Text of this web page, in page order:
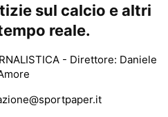
sul calcio e altri
reale.
- Direttore: Daniele